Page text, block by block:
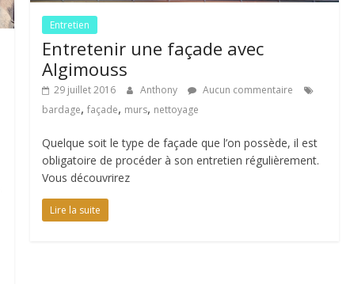
Entretien
Entretenir une façade avec
Algimouss
29 juillet 2016 Anthony
Aucun commentaire
bardage,façade, murs, nettoyage
Quelque soit le type de façade que l’on possède, il est
obligatoire de procéder à son entretien régulièrement.
Vous découvrirez
Lire la suite